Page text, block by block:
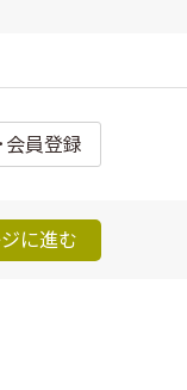
会員登録
ジに進む